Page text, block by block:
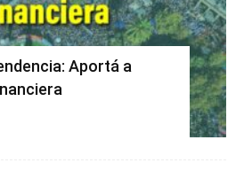
Aportá a